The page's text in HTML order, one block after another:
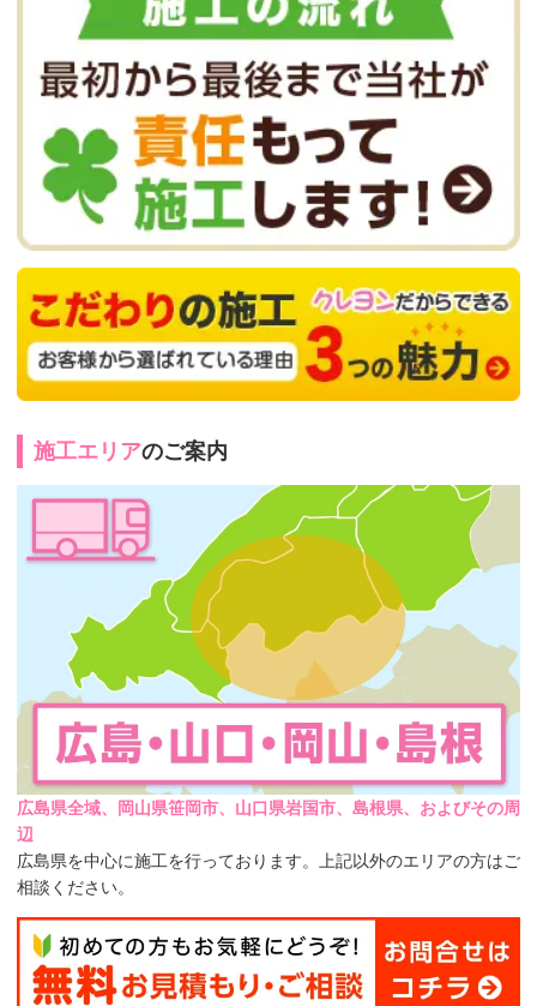
施工エリアのご案内
広島県全域、岡山県笹岡市、山口県岩国市、島根県、およびその周
辺
広島県を中心に施工を行っております。上記以外のエリアの方はご
相談ください。